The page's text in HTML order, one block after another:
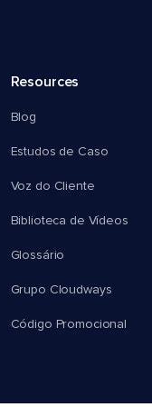
Resources
Blog
Estudos de Caso
Voz do Cliente
Biblioteca de Vídeos
Glossário
Grupo Cloudways
Código Promocional